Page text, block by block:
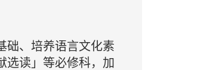
础、培养语言文化素
选读」等必修科，加